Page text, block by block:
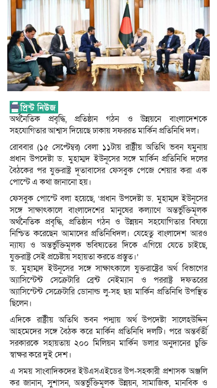
অর্থনৈতিক প্রবৃদ্ধি, প্রতিষ্ঠান গঠন ও উন্নয়নে বাংলাদেশকে
সহযোগিতার আশ্বাস দিয়েছে ঢাকায় সফররত মার্কিন প্রতিনিধি দল।
রোববার (১৫ সেপ্টেম্বর) বেলা ১১টায় রাষ্ট্রীয় অতিথি ভবন যমুনায়
প্রধান উপদেষ্টা ড. মুহাম্মদ ইউনূসের সঙ্গে মার্কিন প্রতিনিধি দলের
বৈঠকের পর যুক্তরাষ্ট্র দূতাবাসের ফেসবুক পেজে শেয়ার করা এক
পোস্টে এ কথা জানানো হয়।
ফেসবুক পোস্টে বলা হয়েছে, ‘প্রধান উপদেষ্টা ড. মুহাম্মদ ইউনূসের
সঙ্গে সাক্ষাৎকালে বাংলাদেশের মানুষের কল্যাণে অন্তর্ভুক্তিমূলক
অর্থনৈতিক প্রবৃদ্ধি, প্রতিষ্ঠান গঠন ও উন্নয়ন সহযোগিতার বিষয়ে
নিশ্চিত করেছেন আমাদের প্রতিনিধিদল। যেহেতু বাংলাদেশ আরও
ন্যায্য ও অন্তর্ভুক্তিমূলক ভবিষ্যতের দিকে এগিয়ে যেতে চাইছে,
যুক্তরাষ্ট্র সেই প্রচেষ্টায় সহায়তা করতে প্রস্তুত।’
ড. মুহাম্মদ ইউনূসের সঙ্গে সাক্ষাৎকালে যুক্তরাষ্ট্রের অর্থ বিভাগের
অ্যাসিস্টেন্ট সেক্রেটারি ব্রেন্ট নেইম্যান ও পররাষ্ট্র দফতরের
অ্যাসিস্টেন্ট সেক্রেটারি ডোনাল্ড লু-সহ ছয় মার্কিন প্রতিনিধি উপস্থিত
ছিলেন।
এদিকে রাষ্ট্রীয় অতিথি ভবন পদ্মায় অর্থ উপদেষ্টা সালেহউদ্দিন
আহমেদের সঙ্গে বৈঠক করে মার্কিন প্রতিনিধি দলটি। পরে অন্তর্বর্তী
সরকারকে সহায়তায় ২০০ মিলিয়ন মার্কিন ডলার অনুদানের চুক্তি
স্বাক্ষর করে দুই দেশ।
এ সময় সাংবাদিকদের ইউএসএইডের উপ-সহকারী প্রশাসক অঞ্জলি
কর জানান, সুশাসন, অন্তর্ভুক্তিমূলক উন্নয়ন, সামাজিক, মানবিক ও